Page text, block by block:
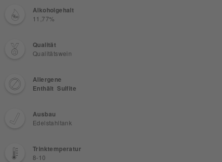
Alkoholgehalt
11,77%
Qualität
Qualitätswein
Allergene
Enthält Sulfite
Ausbau
Edelstahltank
Trinktemperatur
8-10